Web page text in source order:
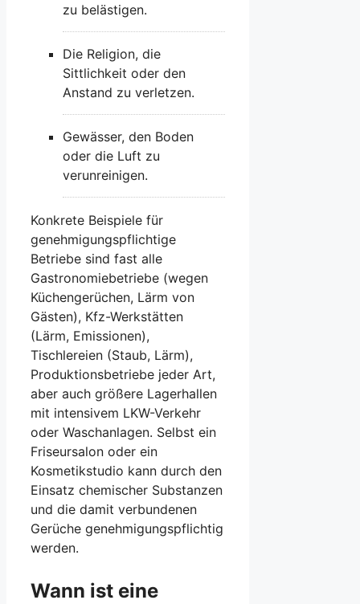
zu belästigen.
Die Religion, die
Sittlichkeit oder den
Anstand zu verletzen.
Gewässer, den Boden
oder die Luft zu
verunreinigen.
Konkrete Beispiele für
genehmigungspflichtige
Betriebe sind fast alle
Gastronomiebetriebe (wegen
Küchengerüchen, Lärm von
Gästen), Kfz-Werkstätten
(Lärm, Emissionen),
Tischlereien (Staub, Lärm),
Produktionsbetriebe jeder Art,
aber auch größere Lagerhallen
mit intensivem LKW-Verkehr
oder Waschanlagen. Selbst ein
Friseursalon oder ein
Kosmetikstudio kann durch den
Einsatz chemischer Substanzen
und die damit verbundenen
Gerüche genehmigungspflichtig
werden.
Wann ist eine